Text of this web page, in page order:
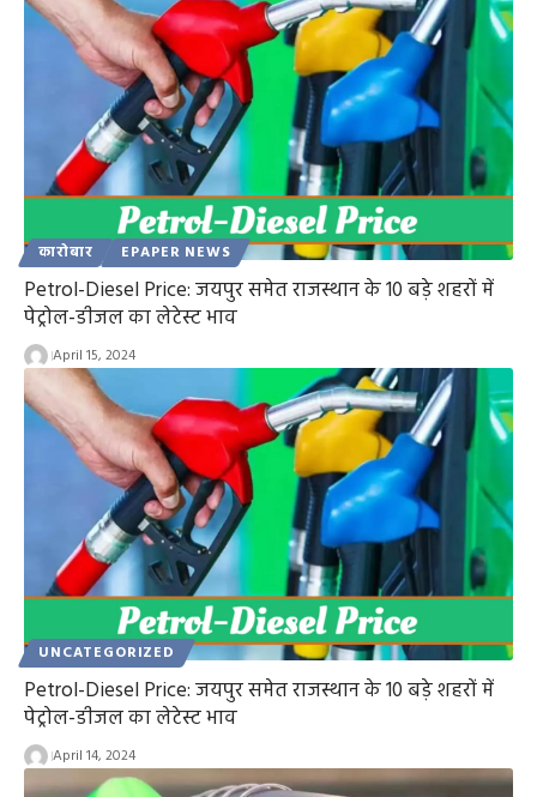
कारोबार EPAPER NEWS
Petrol-Diesel Price: जयपुर समेत राजस्थान के 10 बड़े शहरों में
पेट्रोल-डीजल का लेटेस्ट भाव
April 15, 2024
UNCATEGORIZED
Petrol-Diesel Price: जयपुर समेत राजस्थान के 10 बड़े शहरों में
पेट्रोल-डीजल का लेटेस्ट भाव
April 14, 2024